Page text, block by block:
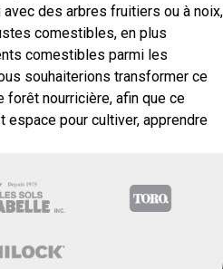
des arbres fruitiers ou à noix,
comestibles, en plus
comestibles parmi les
souhaiterions transformer ce
forêt nourricière, afin que ce
pour cultiver, apprendre